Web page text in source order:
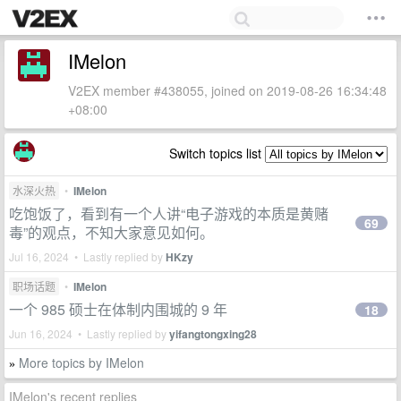
IMelon
V2EX member #438055, joined on 2019-08-26 16:34:48
+08:00
Switch topics list
水深火热 • IMelon
吃饱饭了，看到有一个人讲“电子游戏的本质是黄赌
毒”的观点，不知大家意见如何。
Jul 16, 2024 • Lastly replied byHKzy
69
职场话题 • IMelon
一个 985 硕士在体制内围城的 9 年
Jun 16, 2024 • Lastly replied byyifangtongxing28
18
» More topics by IMelon
IMelon's recent replies